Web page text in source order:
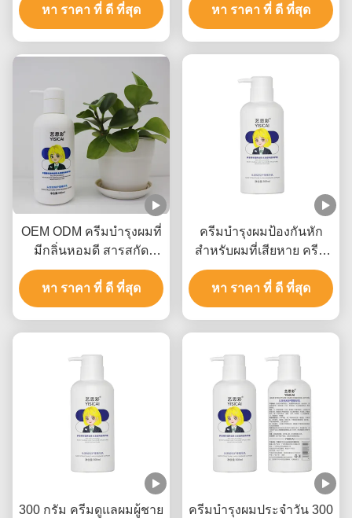
หา ราคา ที่ ดี ที่สุด
หา ราคา ที่ ดี ที่สุด
OEM ODM ครีมบํารุงผมที่
มีกลิ่นหอมดี สารสกัด
ธรรมชาติ ตัวอย่างฟรี
หา ราคา ที่ ดี ที่สุด
ครีมบํารุงผมป้องกันหัก
สําหรับผมที่เสียหาย ครีม
บํารุงผมปลายแยก 300 มล.
หา ราคา ที่ ดี ที่สุด
300 กรัม ครีมดูแลผมผู้ชาย
ครีมบํารุงผมประจําวัน 300